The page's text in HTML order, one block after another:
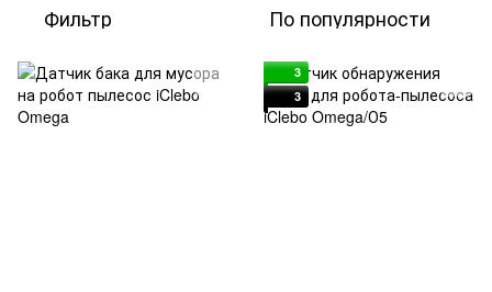
Фильтр По популярности
3
3